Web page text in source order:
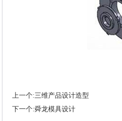
上一个:三维产品设计造型
下一个:舜龙模具设计